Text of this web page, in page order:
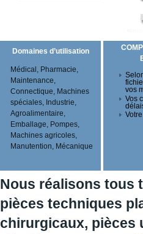
Domaines d’utilisation
Médical, Pharmacie,
Maintenance,
Connectique, Machines
spéciales, Industrie,
Agroalimentaire,
Emballage, Pompes,
Machines agricoles,
Manutention, Mécanique
vos
Vos
Nous réalisons tous
pièces techniques
chirurgicaux, pièces